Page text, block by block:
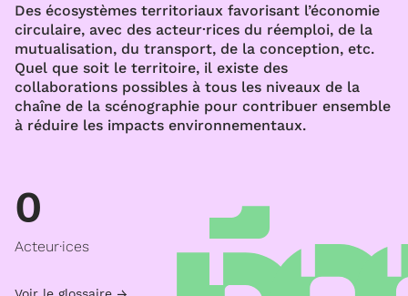
Des écosystèmes territoriaux favorisant l’économie
circulaire, avec des acteur·rices du réemploi, de la
mutualisation, du transport, de la conception, etc.
Quel que soit le territoire, il existe des
collaborations possibles à tous les niveaux de la
chaîne de la scénographie pour contribuer ensemble
à réduire les impacts environnementaux.
0
Acteur·ices
Voir le glossaire